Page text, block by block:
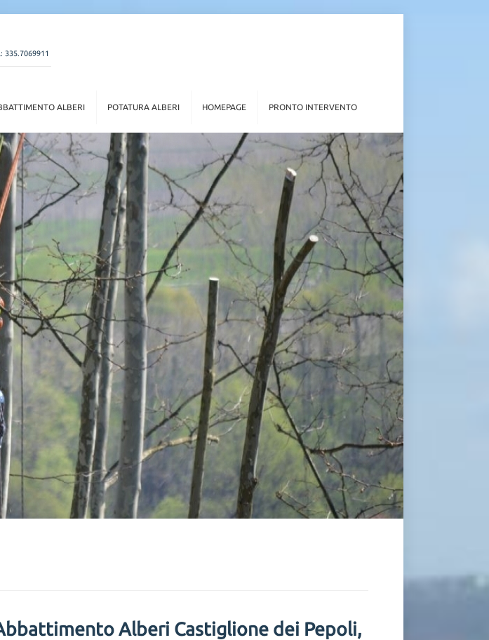
335.7069911
ALBERI POTATURA ALBERI HOMEPAGE PRONTO INTERVENTO
Alberi Castiglione dei Pepoli,